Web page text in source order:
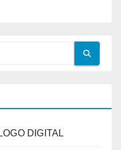
DIGITAL